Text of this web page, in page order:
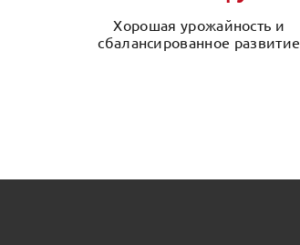
Хорошая урожайность и
сбалансированное развитие